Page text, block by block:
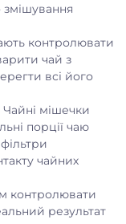
контролювати
чай з
всі його
Чайні мішечки
порції чаю
чайних
контролювати
результат